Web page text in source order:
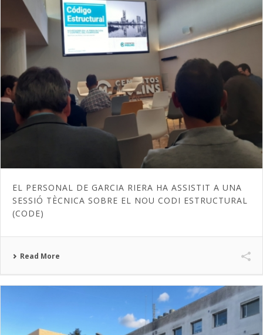
EL PERSONAL DE GARCIA RIERA HA ASSISTIT A UNA
SESSIÓ TÈCNICA SOBRE EL NOU CODI ESTRUCTURAL
(CODE)
Read More